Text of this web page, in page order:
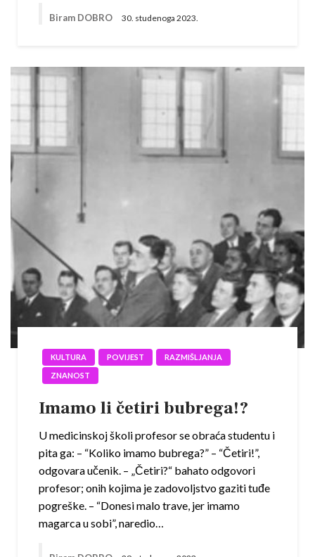
Biram DOBRO 30. studenoga 2023.
KULTURA POVIJEST
RAZMIŠLJANJA
ZNANOST
Imamo li četiri bubrega!?
U medicinskoj školi profesor se obraća studentu i
pita ga: – “Koliko imamo bubrega?” – “Četiri!”,
odgovara učenik. – „Četiri?“ bahato odgovori
profesor; onih kojima je zadovoljstvo gaziti tuđe
pogreške. – “Donesi malo trave, jer imamo
magarca u sobi”, naredio…